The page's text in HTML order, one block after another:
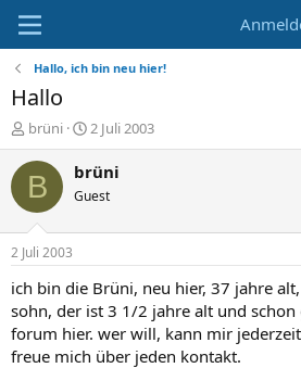
Hallo, ich bin neu hier!
Hallo
E
r
s
e
r
brüni
E
r
s
e
t
a
m
2 Juli 2003
B brüni
Guest
2 Juli 2003
ich bin die Brüni, neu hier, 37 jahre
sohn, der ist 3 1/2 jahre alt und schon
forum hier. wer will, kann mir
freue mich über jeden kontakt.